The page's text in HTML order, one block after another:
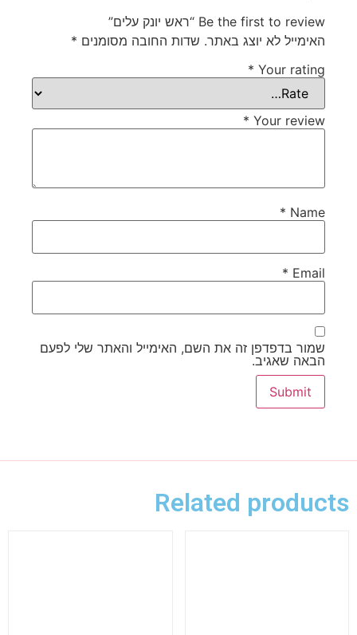
Be the first to review “ראש יונק עלים”
האימייל לא יוצג באתר. שדות החובה מסומנים *
Your rating
*
Your review
*
Name
*
Email
*
שמור בדפדפן זה את השם, האימייל והאתר שלי לפעם
הבאה שאגיב.
Related products